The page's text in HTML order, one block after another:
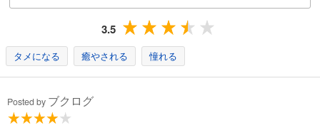
第11章 GPIFのガバナンス改革
第12章 透明性と説明責任
第13章 GPIFの運用とガバナンス
第14章 GPIFは良い運用者か?
第16章 あるべきポートフォリオ:日本株は買うな
第17章 リスクとは何か
3.5
タメになる 癒やされる 憧れる
Posted by ブクログ